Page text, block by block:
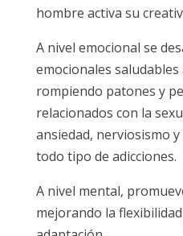
hombre activa su
A nivel emocional se
emocionales
rompiendo patones y
relacionados con la
ansiedad, nerviosismo
todo tipo de adicciones.
A nivel mental,
mejorando la